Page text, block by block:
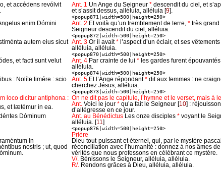
et accédens revólvit
Ant. 1 Un Ange du Seigneur * descendit du ciel, et
et s’assit dessus, alléluia, alléluia [9].
<popup871|width=500|height=250>
enim Dómini
Ant. 2 Et voilà qu’un tremblement de terre, * très grand
Seigneur descendit du ciel, alléluia.
<popup872|width=500|height=250>
autem eius sicut Ant. 3 Or il avait* l’aspect d’un éclair, et ses
alléluia, alléluia.
<popup870|width=500|height=250>
et facti sunt velut
Ant. 4 Par crainte de lui * les gardes furent
alléluia.
<popup874|width=500|height=250>
: Nolíte timére : scio
Ant. 5 Et l’Ange répondant* dit aux femmes : ne
cherchez Jésus, alléluia.
<popup873|width=500|height=250>
loco dicitur antiphona : On ne dit pas le capitule, l’hymne et le verset, mais à
et lætémur in ea. Ant. Voici le jour * qu’a fait le Seigneur [10] :
d’allégresse en ce jour.
Dóminum
Ant. au Bénédictus Les onze disciples * voyant le
alléluia. [11]
<popup876|width=500|height=250>
Prière
in
nostris ; ut, quod
Dieu tout-puissant et éternel, qui, par le mystère
réconciliation avec l’humanité : donnez à nos âmes
vérités que nous professons en célébrant ce mystère.
V/. Bénissons le Seigneur, alléluia, alléluia.
R/. Rendons grâces à Dieu, alléluia, alléluia.